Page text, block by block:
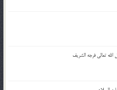
تعالی فرجه الشريف